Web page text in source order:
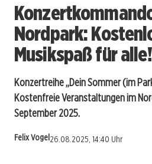
Nordpark:
Musikspaß für alle!
Konzertreihe „Dein Sommer (im
Kostenfreie Veranstaltungen im
September 2025.
Felix Vogel 26.08.2025, 14:40 Uhr